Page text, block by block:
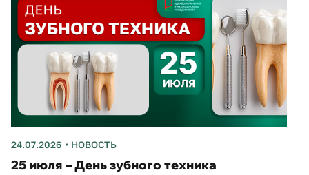
24.07.2026 НОВОСТЬ
25 июля – День зубного техника